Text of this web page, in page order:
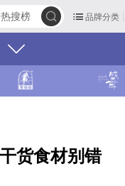
品牌分类
热搜榜
货食材别错